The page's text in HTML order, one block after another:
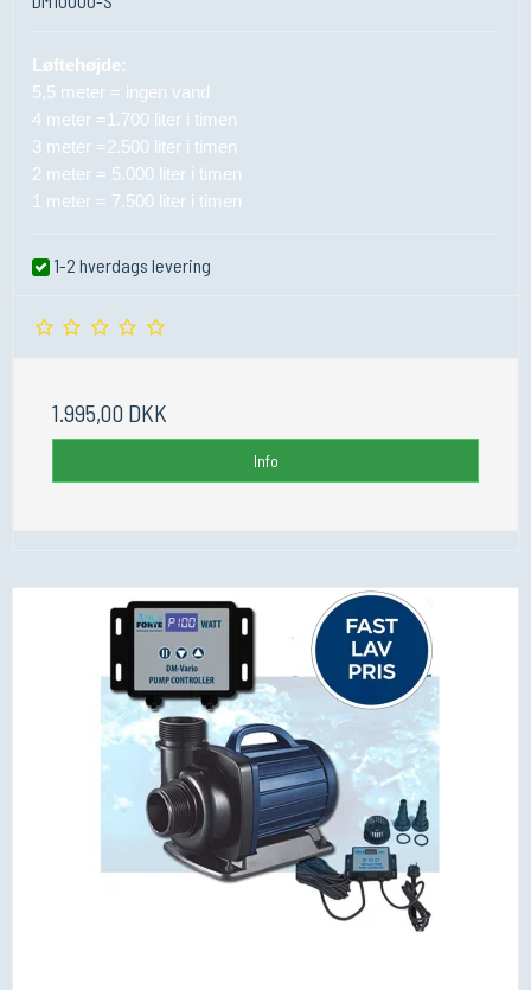
Løftehøjde:
5,5 meter = ingen vand
4 meter =1.700 liter i timen
3 meter =2.500 liter i timen
2 meter = 5.000 liter i timen
1 meter = 7.500 liter i timen
1-2 hverdags levering
1.995,00 DKK
Info